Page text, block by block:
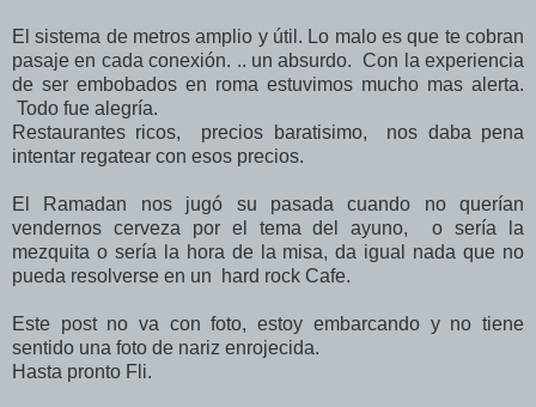
El sistema de metros amplio y útil. Lo malo es que te cobran
pasaje en cada conexión. .. un absurdo. Con la experiencia
de ser embobados en roma estuvimos mucho mas alerta.
Todo fue alegría.
Restaurantes ricos, precios baratisimo, nos daba pena
intentar regatear con esos precios.
El Ramadan nos jugó su pasada cuando no querían
vendernos cerveza por el tema del ayuno, o sería la
mezquita o sería la hora de la misa, da igual nada que no
pueda resolverse en un hard rock Cafe.
Este post no va con foto, estoy embarcando y no tiene
sentido una foto de nariz enrojecida.
Hasta pronto Fli.